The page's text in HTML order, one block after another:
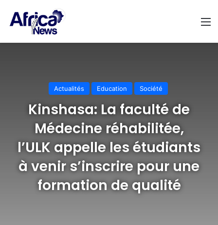
Actualités Education Société
Kinshasa: La faculté de
Médecine réhabilitée,
l’ULK appelle les étudiants
à venir s’inscrire pour une
formation de qualité